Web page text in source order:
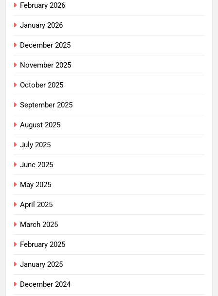
February 2026
January 2026
December 2025
November 2025
October 2025
September 2025
August 2025
July 2025
June 2025
May 2025
April 2025
March 2025
February 2025
January 2025
December 2024